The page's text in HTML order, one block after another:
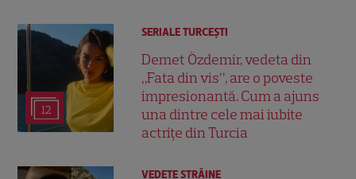
12
SERIALE TURCEŞTI
Demet Özdemir, vedeta din
„Fata din vis”, are o poveste
impresionantă. Cum a ajuns
una dintre cele mai iubite
actrițe din Turcia
VEDETE STRĂINE